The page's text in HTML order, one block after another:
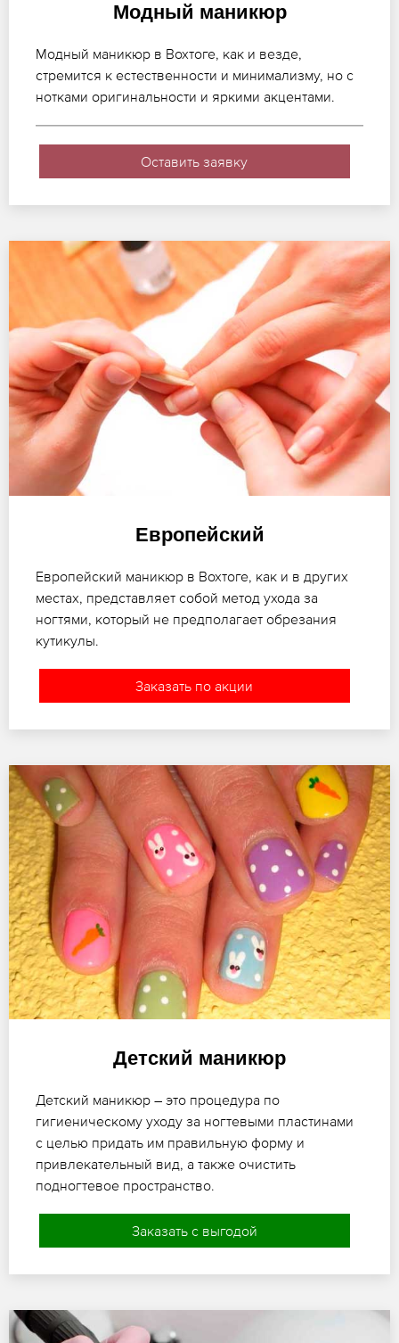
Модный маникюр
Модный маникюр в Вохтоге, как и везде,
стремится к естественности и минимализму, но с
нотками оригинальности и яркими акцентами.
Оставить заявку
Европейский
Европейский маникюр в Вохтоге, как и в других
местах, представляет собой метод ухода за
ногтями, который не предполагает обрезания
кутикулы.
Заказать по акции
Детский маникюр
Детский маникюр – это процедура по
гигиеническому уходу за ногтевыми пластинами
с целью придать им правильную форму и
привлекательный вид, а также очистить
подногтевое пространство.
Заказать с выгодой